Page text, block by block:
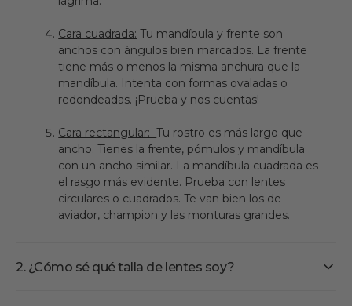
Cara cuadrada: Tu mandíbula y frente son
anchos con ángulos bien marcados. La frente
tiene más o menos la misma anchura que la
mandíbula. Intenta con formas ovaladas o
redondeadas. ¡Prueba y nos cuentas!
Cara rectangular:Tu rostro es más largo que
ancho. Tienes la frente, pómulos y mandíbula
con un ancho similar. La mandíbula cuadrada es
el rasgo más evidente. Prueba con lentes
circulares o cuadrados. Te van bien los de
aviador, champion y las monturas grandes.
2. ¿Cómo sé qué talla de lentes soy?